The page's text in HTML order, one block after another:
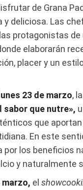
de Grana
y deliciosa. Las
protagonistas de
elaborarán
placer y un
lunes 23 de marzo,
sabor que nutre»,
que
En este
por los beneficios
y naturalmente
marzo, el